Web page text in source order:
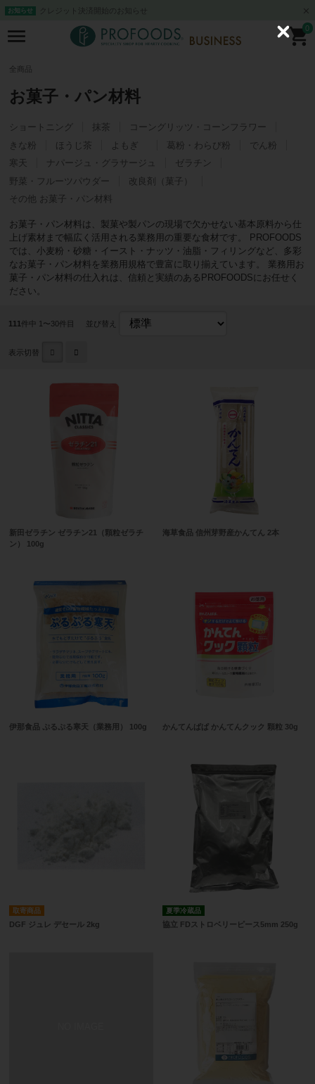
お知らせ クレジット決済開始のお知らせ
0
全商品
お菓子・パン材料
ショートニング 抹茶
コーングリッツ・コーンフラワー
きな粉
ほうじ茶 よもぎ 葛粉・わらび粉
でん粉
寒天
ナパージュ・グラサージュ
ゼラチン
野菜・フルーツパウダー
改良剤（菓子）
その他 お菓子・パン材料
お菓子・パン材料は、製菓や製パンの現場で欠かせない基本原料から仕
上げ素材まで幅広く活用される業務用の重要な食材です。 PROFOODS
では、小麦粉・砂糖・イースト・ナッツ・油脂・フィリングなど、多彩
なお菓子・パン材料を業務用規格で豊富に取り揃えています。 業務用お
菓子・パン材料の仕入れは、信頼と実績のあるPROFOODSにお任せく
ださい。
111 件中 1〜30件目 並び替え
表示切替
新田ゼラチン ゼラチン21（顆粒ゼラチ
ン） 100g
海草食品 信州芽野産かんてん 2本
伊那食品 ぷるぷる寒天（業務用） 100g かんてんぱぱ かんてんクック 顆粒 30g
取寄商品
DGF ジュレ デセール 2kg
夏季冷蔵品
協立 FDストロベリーピース5mm 250g
C